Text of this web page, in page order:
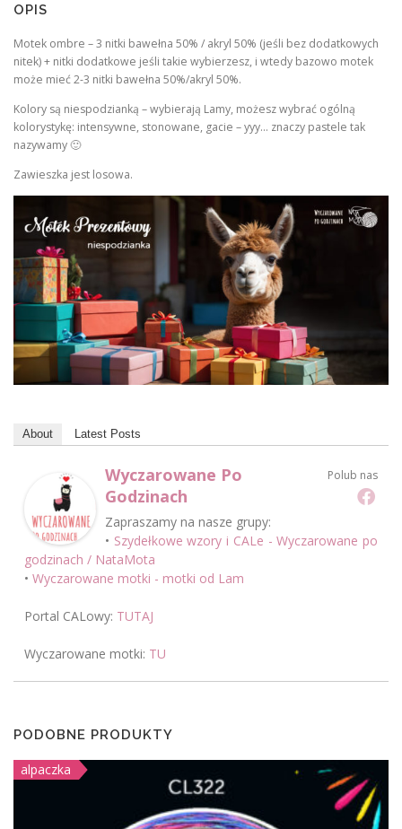
OPIS
Motek ombre – 3 nitki bawełna 50% / akryl 50% (jeśli bez dodatkowych
nitek) + nitki dodatkowe jeśli takie wybierzesz, i wtedy bazowo motek
może mieć 2-3 nitki bawełna 50%/akryl 50%.
Kolory są niespodzianką – wybierają Lamy, możesz wybrać ogólną
kolorystykę: intensywne, stonowane, gacie – yyy… znaczy pastele tak
nazywamy 🙂
Zawieszka jest losowa.
About Latest Posts
Polub nas
Wyczarowane Po
Godzinach
Zapraszamy na nasze grupy:
• Szydełkowe wzory i CALe - Wyczarowane po
godzinach / NataMota
• Wyczarowane motki - motki od Lam
Portal CALowy: TUTAJ
Wyczarowane motki: TU
PODOBNE PRODUKTY
alpaczka